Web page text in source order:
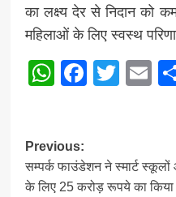
का लक्ष्य देर से निदान को
महिलाओं के लिए स्वस्थ
WhatsApp
Post
navigation
Previous:
सम्पर्क फाउंडेशन ने स्मार्ट
के लिए 25 करोड़ रूपये का किया